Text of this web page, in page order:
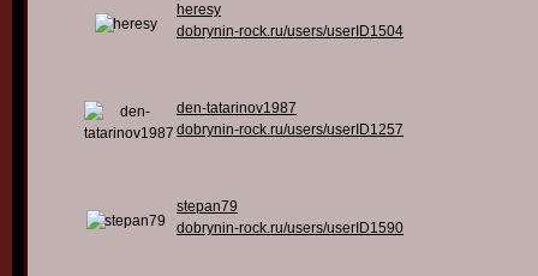
heresy
dobrynin-rock.ru/users/userID1504
den-tatarinov1987
dobrynin-rock.ru/users/userID1257
stepan79
dobrynin-rock.ru/users/userID1590